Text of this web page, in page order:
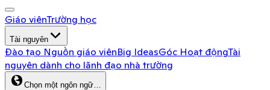
Giáo viênTrường học
Tài nguyên
Đào tạo Nguồn giáo viênBig IdeasGóc Hoạt độngTài
nguyên dành cho lãnh đạo nhà trường
Chọn một ngôn ngữ…